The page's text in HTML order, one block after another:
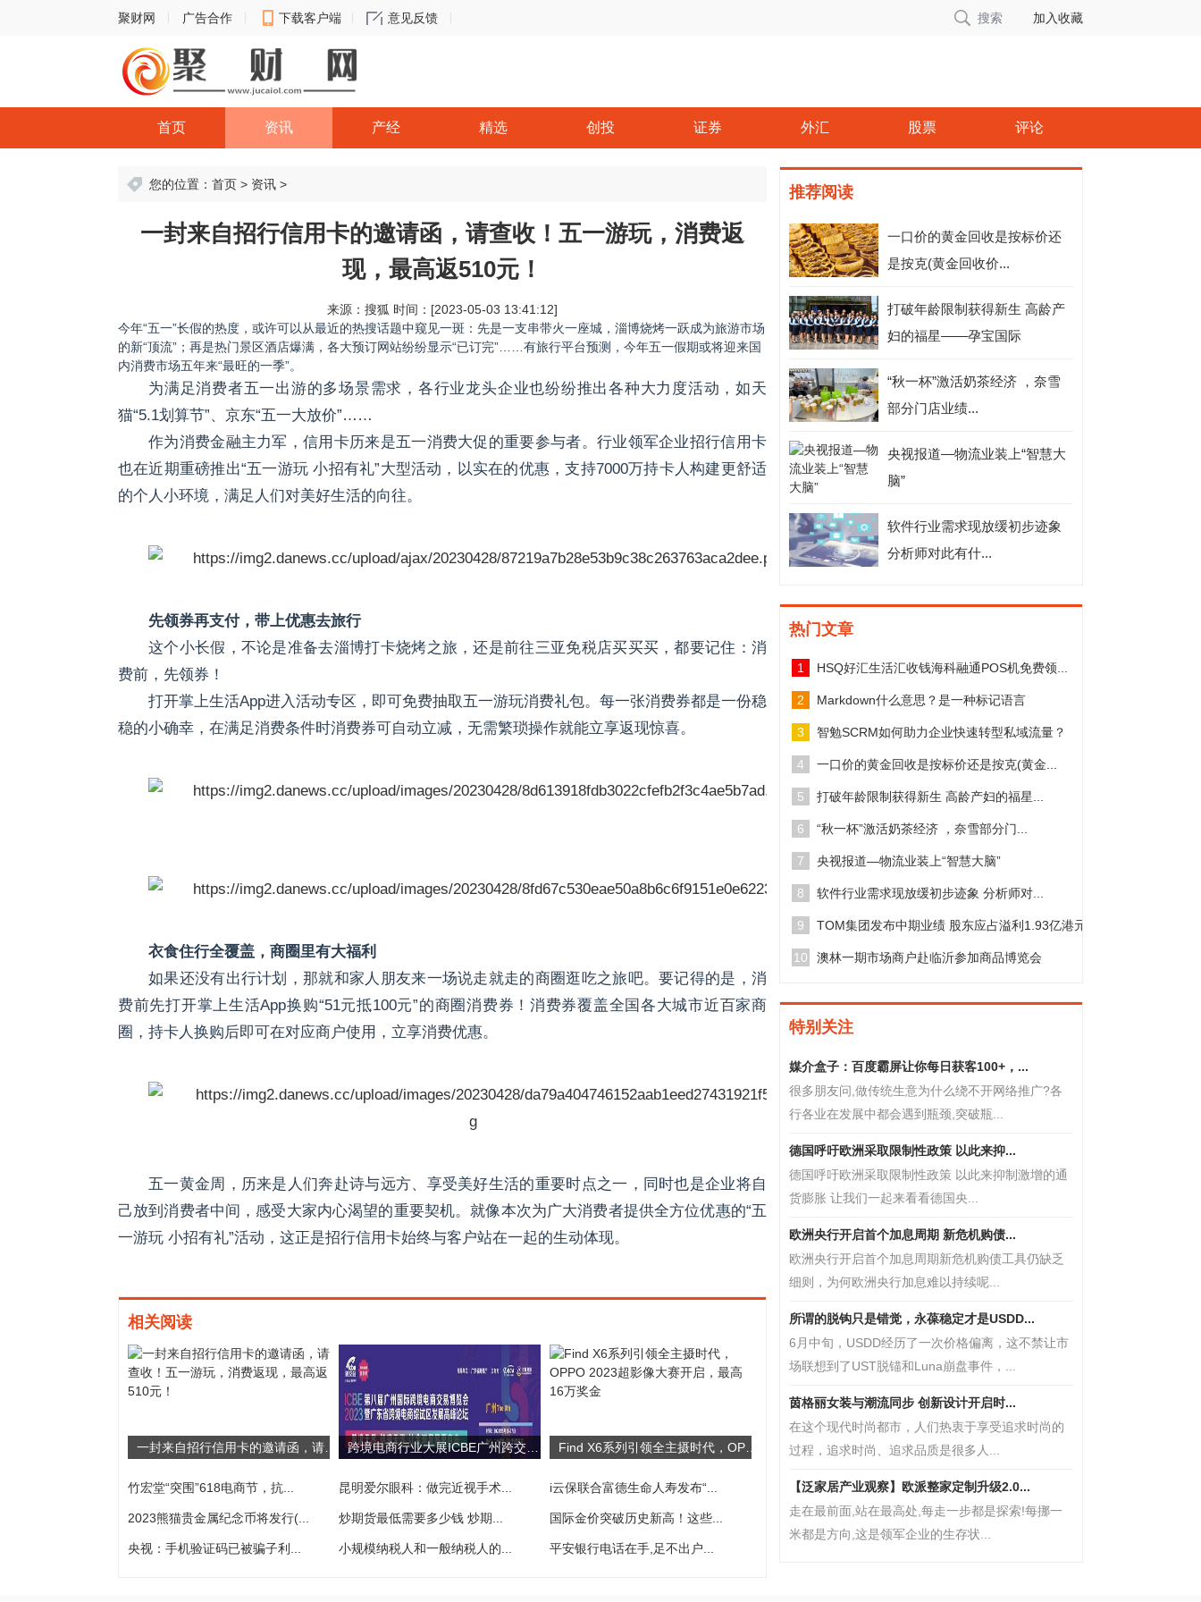
聚财网 广告合作 下载客户端 意见反馈 搜索 加入收藏
首页 资讯 产经 精选 创投 证券 外汇 股票 评论
您的位置： 首页 > 资讯 >
一封来自招行信用卡的邀请函，请查收！五一游玩，消费返
现，最高返510元！
来源：搜狐 时间：[2023-05-03 13:41:12]
今年“五一”长假的热度，或许可以从最近的热搜话题中窥见一斑：先是一支串带火一座城，淄博烧烤一跃成为旅游市场
的新“顶流”；再是热门景区酒店爆满，各大预订网站纷纷显示“已订完”……有旅行平台预测，今年五一假期或将迎来国
内消费市场五年来“最旺的一季”。
为满足消费者五一出游的多场景需求，各行业龙头企业也纷纷推出各种大力度活动，如天
猫“5.1划算节”、京东“五一大放价”……
作为消费金融主力军，信用卡历来是五一消费大促的重要参与者。行业领军企业招行信用卡
也在近期重磅推出“五一游玩 小招有礼”大型活动，以实在的优惠，支持7000万持卡人构建更舒适
的个人小环境，满足人们对美好生活的向往。
先领券再支付，带上优惠去旅行
这个小长假，不论是准备去淄博打卡烧烤之旅，还是前往三亚免税店买买买，都要记住：消
费前，先领券！
打开掌上生活App进入活动专区，即可免费抽取五一游玩消费礼包。每一张消费券都是一份稳
稳的小确幸，在满足消费条件时消费券可自动立减，无需繁琐操作就能立享返现惊喜。
衣食住行全覆盖，商圈里有大福利
如果还没有出行计划，那就和家人朋友来一场说走就走的商圈逛吃之旅吧。要记得的是，消
费前先打开掌上生活App换购“51元抵100元”的商圈消费券！消费券覆盖全国各大城市近百家商
圈，持卡人换购后即可在对应商户使用，立享消费优惠。
五一黄金周，历来是人们奔赴诗与远方、享受美好生活的重要时点之一，同时也是企业将自
己放到消费者中间，感受大家内心渴望的重要契机。就像本次为广大消费者提供全方位优惠的“五
一游玩 小招有礼”活动，这正是招行信用卡始终与客户站在一起的生动体现。
相关阅读
竹宏堂“突围”618电商节，抗... 昆明爱尔眼科：做完近视手术... i云保联合富德生命人寿发布“...
2023熊猫贵金属纪念币将发行(... 炒期货最低需要多少钱 炒期... 国际金价突破历史新高！这些...
央视：手机验证码已被骗子利... 小规模纳税人和一般纳税人的... ​平安银行电话在手,足不出户...
推荐阅读
一口价的黄金回收是按标价还
是按克(黄金回收价...
打破年龄限制获得新生 高龄产
妇的福星——孕宝国际
“秋一杯”激活奶茶经济 ，奈雪
部分门店业绩...
央视报道—物流业装上“智慧大
脑”
软件行业需求现放缓初步迹象
分析师对此有什...
热门文章
1 HSQ好汇生活汇收钱海科融通POS机免费领...
2 Markdown什么意思？是一种标记语言
3 智勉SCRM如何助力企业快速转型私域流量？
4 一口价的黄金回收是按标价还是按克(黄金...
5 打破年龄限制获得新生 高龄产妇的福星...
6 “秋一杯”激活奶茶经济 ，奈雪部分门...
7 央视报道—物流业装上“智慧大脑”
8 软件行业需求现放缓初步迹象 分析师对...
9 TOM集团发布中期业绩 股东应占溢利1.93亿港元
10 澳林一期市场商户赴临沂参加商品博览会
特别关注
媒介盒子：百度霸屏让你每日获客100+，...
很多朋友问,做传统生意为什么绕不开网络推广?各
行各业在发展中都会遇到瓶颈,突破瓶...
德国呼吁欧洲采取限制性政策 以此来抑...
德国呼吁欧洲采取限制性政策 以此来抑制激增的通
货膨胀 让我们一起来看看德国央...
欧洲央行开启首个加息周期 新危机购债...
欧洲央行开启首个加息周期新危机购债工具仍缺乏
细则，为何欧洲央行加息难以持续呢...
所谓的脱钩只是错觉，永葆稳定才是USDD...
6月中旬，USDD经历了一次价格偏离，这不禁让市
场联想到了UST脱锚和Luna崩盘事件，...
茵格丽女装与潮流同步 创新设计开启时...
在这个现代时尚都市，人们热衷于享受追求时尚的
过程，追求时尚、追求品质是很多人...
【泛家居产业观察】欧派整家定制升级2.0...
走在最前面,站在最高处,每走一步都是探索!每挪一
米都是方向,这是领军企业的生存状...